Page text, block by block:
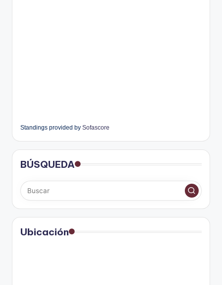
Standings provided by Sofascore
BÚSQUEDA
Ubicación